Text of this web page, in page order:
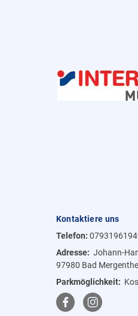
Kontaktiere uns
Telefon:
Adresse: Johann-
97980 Bad
Parkmöglichkeit: